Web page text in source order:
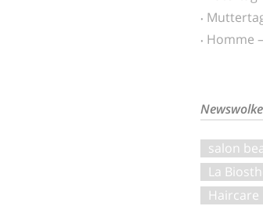
Homme – Entwickelt für
salon
La
Haircare